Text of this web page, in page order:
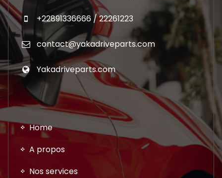
+22891336666 / 22261223
contact@yakadriveparts.com
Yakadriveparts.com
Home
A propos
Nos services